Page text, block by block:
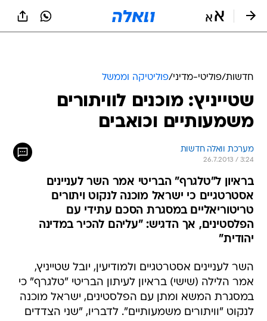
חדשות/פוליטי-מדיני/פוליטיקה וממשל
שטייניץ: מוכנים לוויתורים
משמעותיים וכואבים
מערכת וואלה חדשות
26.7.2013 / 3:24
בראיון ל"טלגרף" הבריטי אמר השר לעניינים
אסטרטגיים כי ישראל מוכנה לנקוט ויתורים
טריטוריאליים במסגרת הסכם עתידי עם
הפלסטינים, אך הדגיש: "עליהם להכיר במדינה
יהודית"
השר לעניינים אסטרטגיים ולמודיעין, יובל שטייניץ,
אמר הלילה (שישי) בראיון לעיתון הבריטי "טלגרף" כי
במסגרת המשא ומתן עם הפלסטינים, ישראל מוכנה
לנקוט "וויתורים משמעותיים". לדבריו, "שני הצדדים